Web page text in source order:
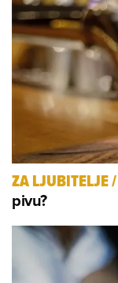
ZA LJUBITELJE/
pivu?